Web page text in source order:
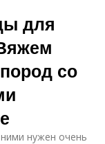
для
со
нужен очень